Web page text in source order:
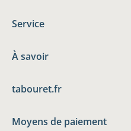
Service
À savoir
tabouret.fr
Moyens de paiement